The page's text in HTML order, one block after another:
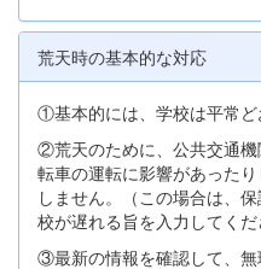
荒天時の基本的な対応
①基本的には、学校は平常ど
②荒天のために、公共交通
転車の運転に影響があった
しません。（この場合は、
校が遅れる旨を入力してくだ
③最新の情報を確認して、